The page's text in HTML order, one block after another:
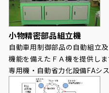
小物精密部品組立機
自動車用制御部品の自動組立
機能を備えたＦＡ機を提供しま
専用機・自動省力化設備FAシ